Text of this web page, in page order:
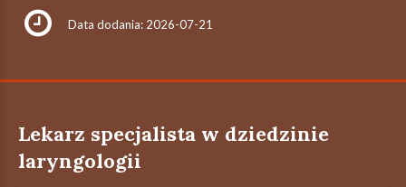
Data dodania: 2026-07-21
Lekarz specjalista w dziedzinie
laryngologii